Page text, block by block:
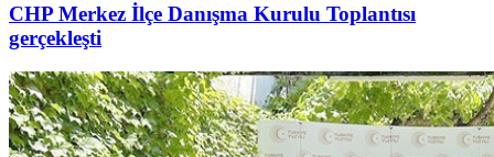
CHP Merkez İlçe Danışma Kurulu Toplantısı
gerçekleşti